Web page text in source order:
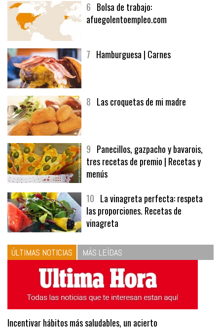
6 Bolsa de trabajo:
afuegolentoempleo.com
7 Hamburguesa | Carnes
8 Las croquetas de mi madre
9 Panecillos, gazpacho y bavarois,
tres recetas de premio | Recetas y
menús
10 La vinagreta perfecta: respeta
las proporciones. Recetas de
vinagreta
ÚLTIMAS NOTICIAS MÁS LEÍDAS
Incentivar hábitos más saludables, un acierto